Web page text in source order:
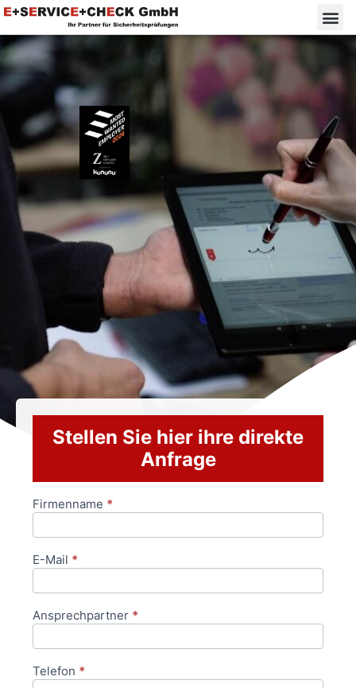
Stellen Sie hier ihre direkte
Anfrage
Anfrageformular
Firmenname *
E-Mail *
Ansprechpartner *
Telefon *